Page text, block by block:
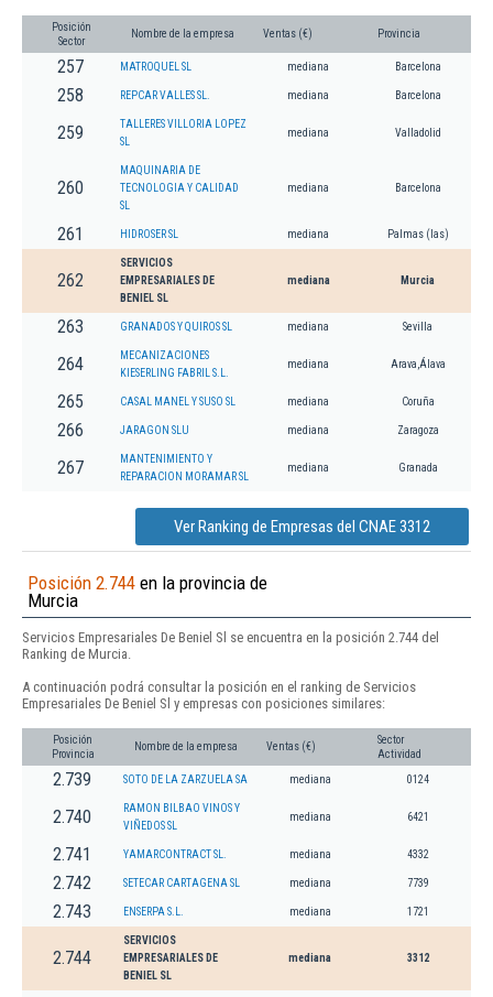
Posición
Sector
Nombre de la empresa Ventas (€) Provincia
257 MATROQUEL SL mediana Barcelona
258 REPCAR VALLES SL. mediana Barcelona
259
TALLERES VILLORIA LOPEZ
SL
mediana Valladolid
260
MAQUINARIA DE
TECNOLOGIA Y CALIDAD
SL
mediana Barcelona
261 HIDROSER SL mediana Palmas (las)
262
SERVICIOS
EMPRESARIALES DE
BENIEL SL
mediana Murcia
263 GRANADOS Y QUIROS SL mediana Sevilla
264
MECANIZACIONES
KIESERLING FABRIL S.L.
mediana Arava,Álava
265 CASAL MANEL Y SUSO SL mediana Coruña
266 JARAGON SLU mediana Zaragoza
267
MANTENIMIENTO Y
REPARACION MORAMAR SL
mediana Granada
Ver Ranking de Empresas del CNAE 3312
Posición 2.744 en la provincia de
Murcia
Servicios Empresariales De Beniel Sl se encuentra en la posición 2.744 del
Ranking de Murcia.
A continuación podrá consultar la posición en el ranking de Servicios
Empresariales De Beniel Sl y empresas con posiciones similares:
Posición
Provincia
Nombre de la empresa Ventas (€)
Sector
Actividad
2.739 SOTO DE LA ZARZUELA SA mediana 0124
2.740
RAMON BILBAO VINOS Y
VIÑEDOS SL
mediana 6421
2.741 YAMARCONTRACT SL. mediana 4332
2.742 SETECAR CARTAGENA SL mediana 7739
2.743 ENSERPA S.L. mediana 1721
2.744
SERVICIOS
EMPRESARIALES DE
BENIEL SL
mediana 3312